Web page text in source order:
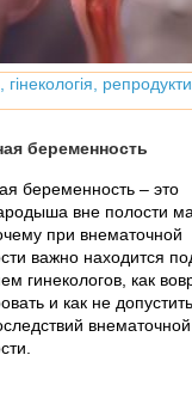
беременность
беременность – это
вне полости
при внематочной
важно находится
гинекологов, как
и как не допустить
внематочной